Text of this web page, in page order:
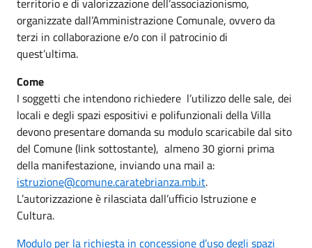
organizzate dall’Amministrazione Comunale, ovvero da
terzi in collaborazione e/o con il patrocinio di
quest’ultima.
Come
I soggetti che intendono richiedere l’utilizzo delle sale, dei
locali e degli spazi espositivi e polifunzionali della Villa
devono presentare domanda su modulo scaricabile dal sito
del Comune (link sottostante), almeno 30 giorni prima
della manifestazione, inviando una mail a:
istruzione@comune.caratebrianza.mb.it.
L’autorizzazione è rilasciata dall’ufficio Istruzione e
Cultura.
Modulo per la richiesta in concessione d’uso degli spazi